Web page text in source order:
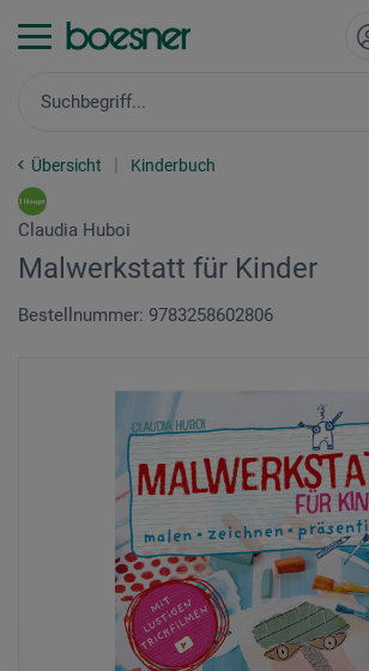
Übersicht Kinderbuch
Claudia Huboi
Malwerkstatt für Kinder
Bestellnummer: 9783258602806